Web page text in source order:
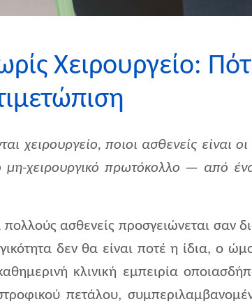
Χειρουργείο:
χειρουργείο, ποιοι ασθενείς είναι
μη-χειρουργικό πρωτόκολλο — από
ασθενείς προσγειώνεται σαν
δεν θα είναι ποτέ η ίδια, ο
κλινική εμπειρία
πετάλου,